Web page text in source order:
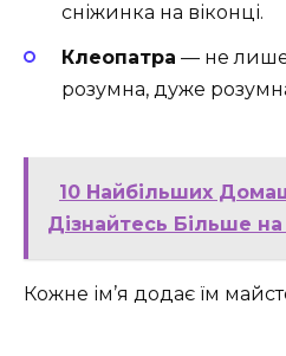
сніжинка на віконці.
Клеопатра — не лише
розумна, дуже
10 Найбільших
Дізнайтесь Більше
Кожне ім’я додає їм